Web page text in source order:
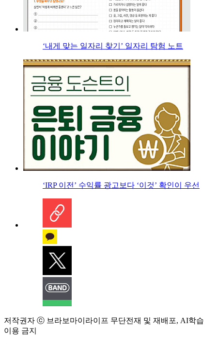
‘내게 맞는 일자리 찾기’ 일자리 탐험 노트
‘IRP 이전’ 수익률 광고보다 ‘이것’ 확인이 우선
저작권자 ⓒ 브라보마이라이프 무단전재 및 재배포, AI학습
이용 금지